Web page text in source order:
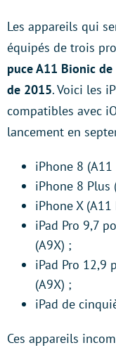
Les appareils qui
équipés de trois
puce A11 Bionic
de 2015. Voici les
compatibles avec
lancement en
iPhone 8
iPhone 8 Plus
iPhone X
iPad Pro 9,7
(A9X) ;
iPad Pro 12,9
(A9X) ;
iPad de
Ces appareils